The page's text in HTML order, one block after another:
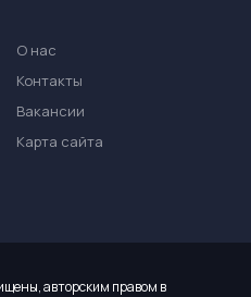
О нас
Контакты
Вакансии
Карта сайта
авторским правом в